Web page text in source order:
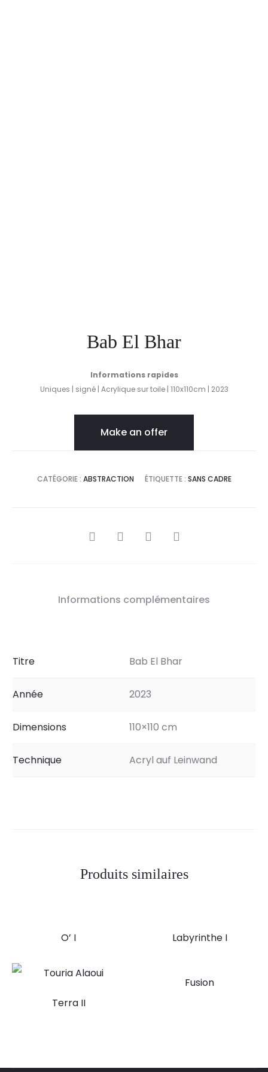
Bab El Bhar
Informations rapides
Uniques | signé | Acrylique sur toile | 110x110cm | 2023
Make an offer
CATÉGORIE : ABSTRACTION ÉTIQUETTE : SANS CADRE
SHARE
Informations complémentaires
Titre Bab El Bhar
Année 2023
Dimensions 110×110 cm
Technique Acryl auf Leinwand
Produits similaires
O’ I Labyrinthe I
Terra II
Fusion